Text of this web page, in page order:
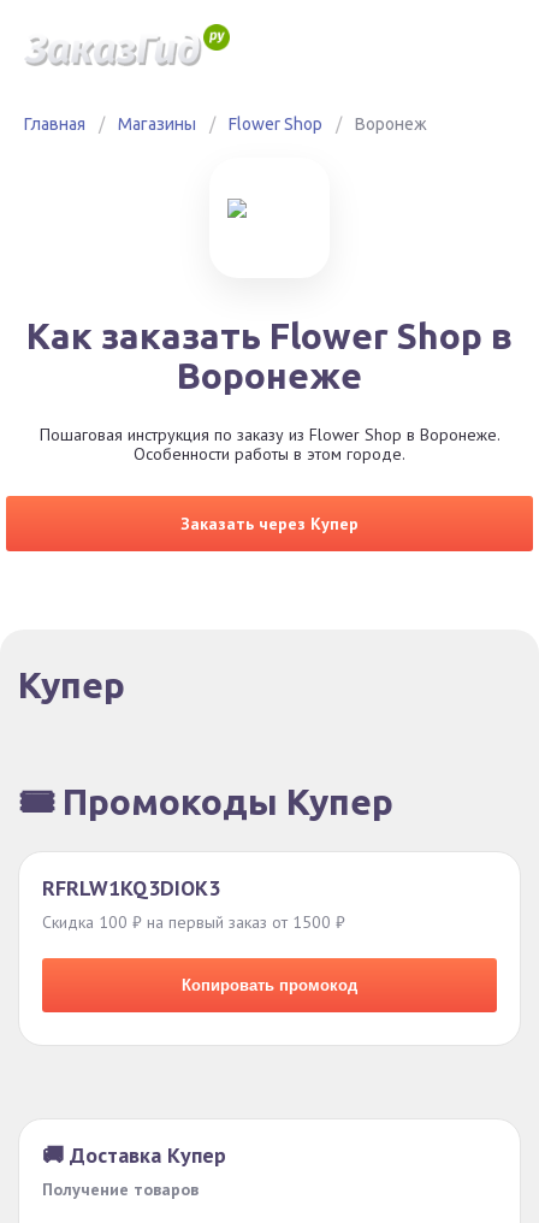
Главная / Магазины / Flower Shop / Воронеж
Как заказать Flower Shop в
Воронеже
Пошаговая инструкция по заказу из Flower Shop в Воронеже.
Особенности работы в этом городе.
Заказать через Купер
Купер
🎟️ Промокоды Купер
RFRLW1KQ3DIOK3
Скидка 100 ₽ на первый заказ от 1500 ₽
Копировать промокод
🚚 Доставка Купер
Получение товаров